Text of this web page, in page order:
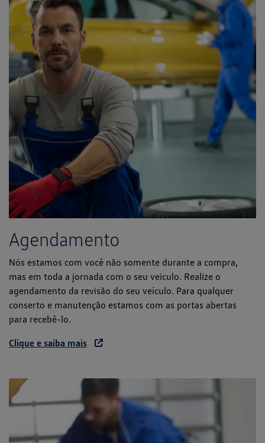
Agendamento
Nós estamos com você não somente durante a compra,
mas em toda a jornada com o seu veiculo. Realize o
agendamento da revisão do seu veículo. Para qualquer
conserto e manutenção estamos com as portas abertas
para recebê-lo.
Clique e saiba mais